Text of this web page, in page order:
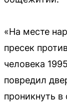
«На месте
пресек
человека
повредил
проникнуть